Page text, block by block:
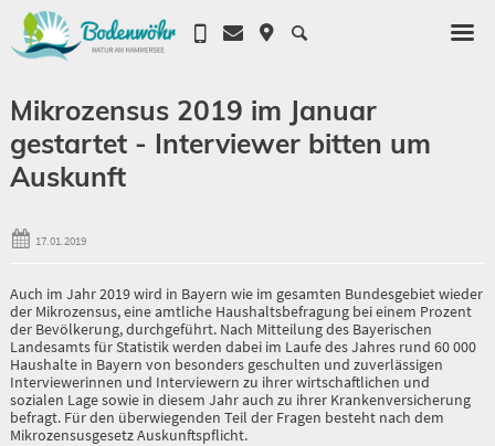
Mikrozensus 2019 im Januar
gestartet - Interviewer bitten um
Auskunft
17.01.2019
Auch im Jahr 2019 wird in Bayern wie im gesamten Bundesgebiet wieder
der Mikrozensus, eine amtliche Haushaltsbefragung bei einem Prozent
der Bevöl­kerung, durchgeführt. Nach Mitteilung des Bayerischen
Landesamts für Statis­tik werden dabei im Laufe des Jahres rund 60 000
Haushalte in Bayern von besonders geschulten und zuverlässigen
Interviewerinnen und Interviewern zu ihrer wirtschaftlichen und
sozialen Lage sowie in diesem Jahr auch zu ihrer Krankenversicherung
befragt. Für den überwiegenden Teil der Fragen besteht nach dem
Mikrozensusgesetz Auskunftspflicht.